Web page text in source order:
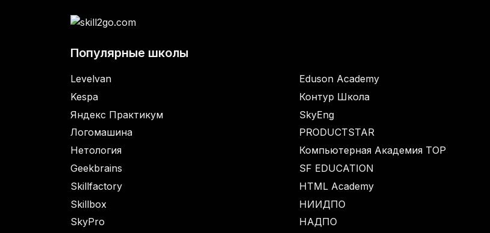
Популярные школы
Levelvan
Kespa
Яндекс Практикум
Логомашина
Нетология
Geekbrains
Skillfactory
Skillbox
SkyPro
Eduson Academy
Контур Школа
SkyEng
PRODUCTSTAR
Компьютерная Академия TOP
SF EDUCATION
HTML Academy
НИИДПО
НАДПО